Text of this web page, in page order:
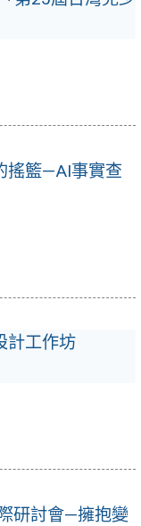
搖籃—AI事實查
計工作坊
研討會—擁抱變